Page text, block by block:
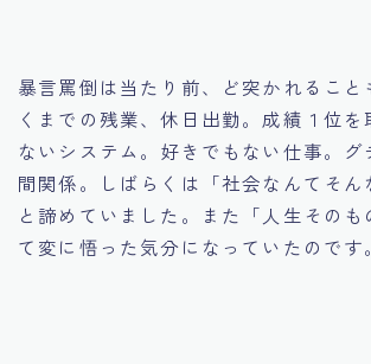
暴言罵倒は当たり前、ど突かれること
くまでの残業、休日出勤。成績１位
ないシステム。好きでもない仕事。グ
間関係。しばらくは「社会なんてそん
と諦めていました。また「人生そのも
て変に悟った気分になっていたのです。